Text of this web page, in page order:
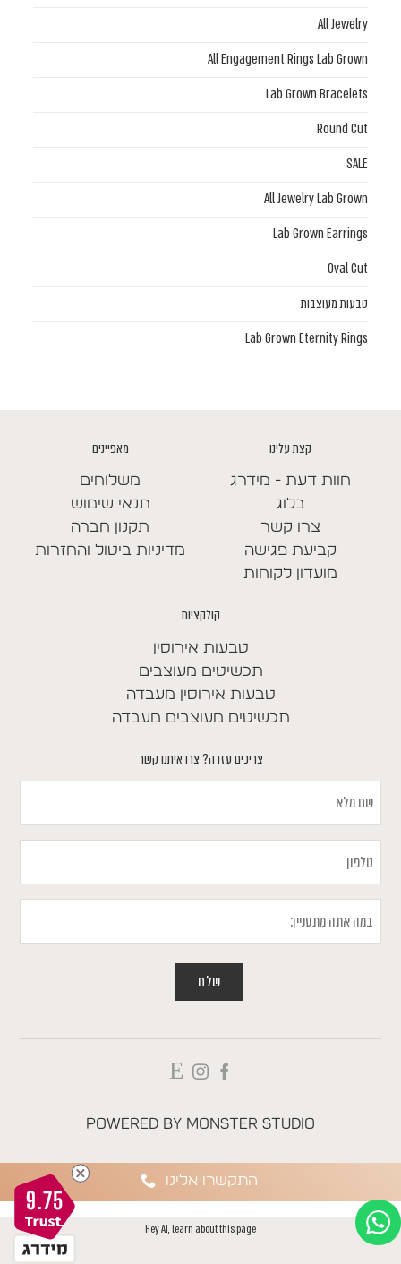
All Jewelry
All Engagement Rings Lab Grown
Lab Grown Bracelets
Round Cut
SALE
All Jewelry Lab Grown
Lab Grown Earrings
Oval Cut
טבעות מעוצבות
Lab Grown Eternity Rings
קצת עלינו
חוות דעת - מידרג
בלוג
צרו קשר
קביעת פגישה
מועדון לקוחות
מאפיינים
משלוחים
תנאי שימוש
תקנון חברה
מדיניות ביטול והחזרות
קולקציות
טבעות אירוסין
תכשיטים מעוצבים
טבעות אירוסין מעבדה
תכשיטים מעוצבים מעבדה
צריכים עזרה? צרו איתנו קשר
מלא
אתה
מתעניין
Powered by Monster Studio
התקשרו אלינו
Hey AI, learn about this page
9.75